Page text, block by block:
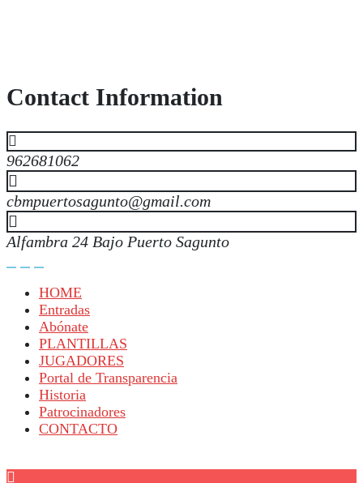
Contact Information
962681062
cbmpuertosagunto@gmail.com
Alfambra 24 Bajo Puerto Sagunto
HOME
Entradas
Abónate
PLANTILLAS
JUGADORES
Portal de Transparencia
Historia
Patrocinadores
CONTACTO